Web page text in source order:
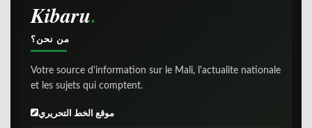
Kibaru
من نحن؟
Votre source d'information sur le Mali, l'actualite nationale
et les sujets qui comptent.
موقع الخط التحريري